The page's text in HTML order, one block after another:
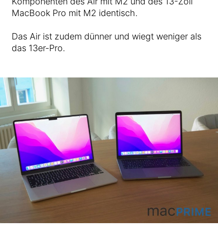
MacBook Pro mit M2 identisch.
Das Air ist zudem dünner und wiegt weniger als
das 13er-Pro.